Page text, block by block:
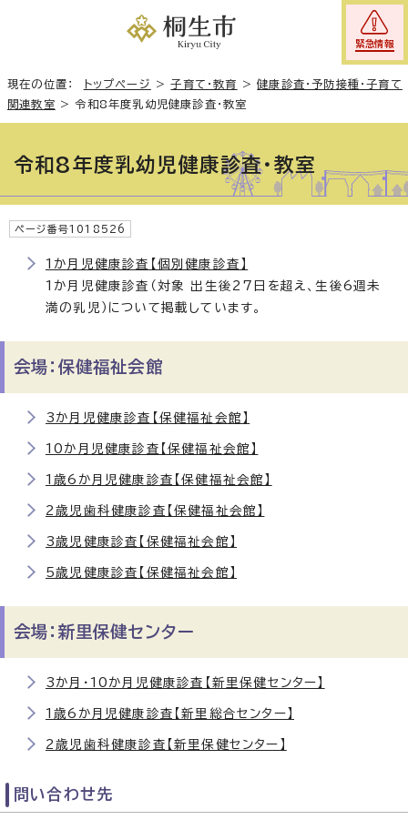
緊急情報
現在の位置： トップページ >子育て・教育 >健康診査・予防接種・子育て
関連教室 >令和8年度乳幼児健康診査・教室
令和8年度乳幼児健康診査・教室
ページ番号1018526
1か月児健康診査【個別健康診査】
1か月児健康診査（対象 出生後27日を超え、生後6週未
満の乳児）について掲載しています。
会場：保健福祉会館
3か月児健康診査【保健福祉会館】
10か月児健康診査【保健福祉会館】
1歳6か月児健康診査【保健福祉会館】
2歳児歯科健康診査【保健福祉会館】
3歳児健康診査【保健福祉会館】
5歳児健康診査【保健福祉会館】
会場：新里保健センター
3か月・10か月児健康診査【新里保健センター】
1歳6か月児健康診査【新里総合センター】
2歳児歯科健康診査【新里保健センター】
問い合わせ先